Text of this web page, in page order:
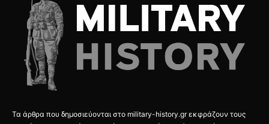
Τα άρθρα που δημοσιεύονται στο military-history.gr εκφράζουν τους